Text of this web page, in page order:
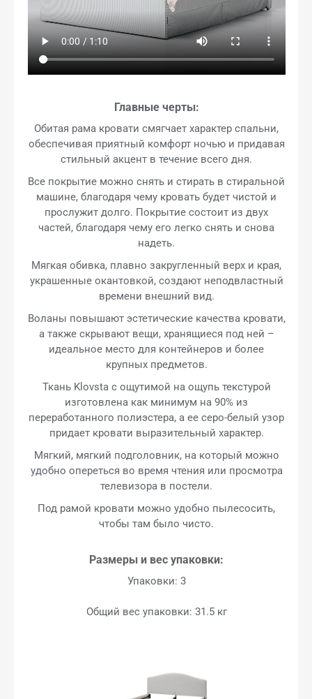
Главные черты:
Обитая рама кровати смягчает характер спальни,
обеспечивая приятный комфорт ночью и придавая
стильный акцент в течение всего дня.
Все покрытие можно снять и стирать в стиральной
машине, благодаря чему кровать будет чистой и
прослужит долго. Покрытие состоит из двух
частей, благодаря чему его легко снять и снова
надеть.
Мягкая обивка, плавно закругленный верх и края,
украшенные окантовкой, создают неподвластный
времени внешний вид.
Воланы повышают эстетические качества кровати,
а также скрывают вещи, хранящиеся под ней –
идеальное место для контейнеров и более
крупных предметов.
Ткань Klovsta с ощутимой на ощупь текстурой
изготовлена как минимум на 90% из
переработанного полиэстера, а ее серо-белый узор
придает кровати выразительный характер.
Мягкий, мягкий подголовник, на который можно
удобно опереться во время чтения или просмотра
телевизора в постели.
Под рамой кровати можно удобно пылесосить,
чтобы там было чисто.
Размеры и вес упаковки:
Упаковки: 3
Общий вес упаковки: 31.5 кг